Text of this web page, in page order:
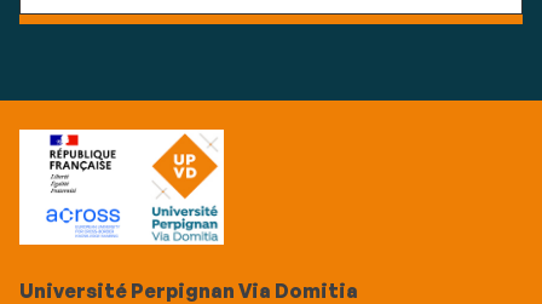
Université Perpignan Via Domitia